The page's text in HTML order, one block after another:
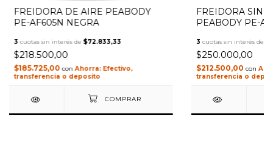
FREIDORA DE AIRE PEABODY
PE-AF605N NEGRA
3 cuotas sin interés de$72.833,33
$218.500,00
$185.725,00con
Efectivo,
transferencia o deposito
FREIDORA SIN
PEABODY PE-
3 cuotas sin interés de
$250.000,00
$212.500,00 con
transferencia o